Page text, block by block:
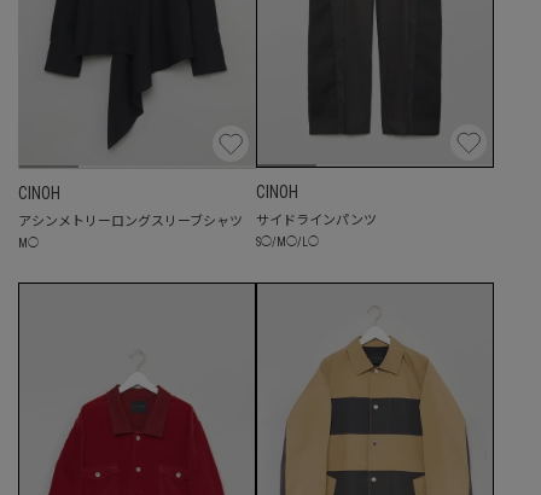
CINOH
アシンメトリーロングスリーブシャツ
M ◯
CINOH
サイドラインパンツ
S◯/ M ◯/ ◯